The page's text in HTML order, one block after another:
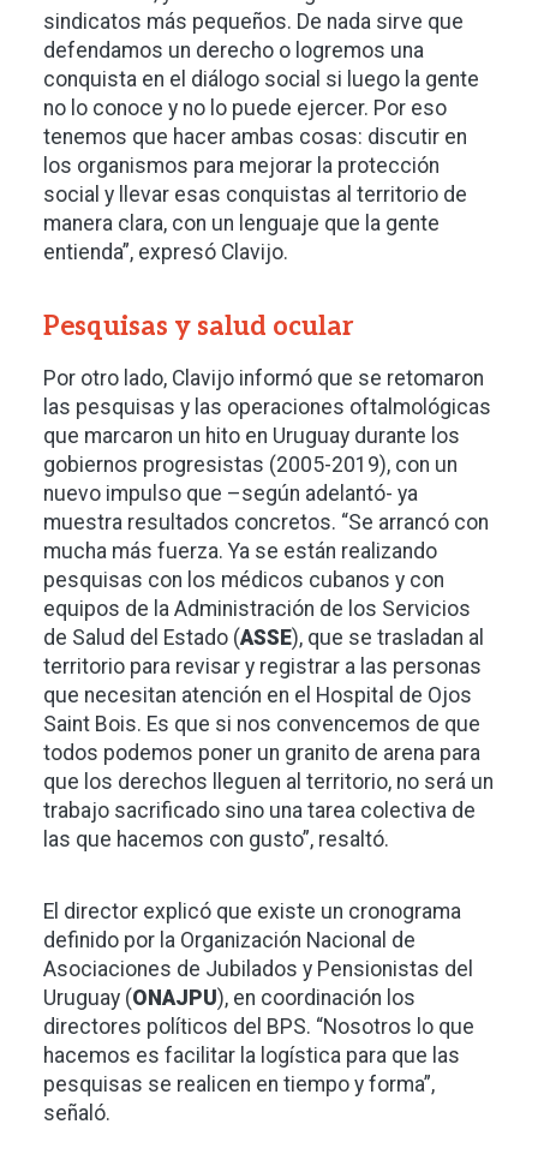
sindicatos más pequeños. De nada sirve que
defendamos un derecho o logremos una
conquista en el diálogo social si luego la gente
no lo conoce y no lo puede ejercer. Por eso
tenemos que hacer ambas cosas: discutir en
los organismos para mejorar la protección
social y llevar esas conquistas al territorio de
manera clara, con un lenguaje que la gente
entienda”, expresó Clavijo.
Pesquisas y salud ocular
Por otro lado, Clavijo informó que se retomaron
las pesquisas y las operaciones oftalmológicas
que marcaron un hito en Uruguay durante los
gobiernos progresistas (2005-2019), con un
nuevo impulso que –según adelantó- ya
muestra resultados concretos. “Se arrancó con
mucha más fuerza. Ya se están realizando
pesquisas con los médicos cubanos y con
equipos de la Administración de los Servicios
de Salud del Estado (ASSE), que se trasladan al
territorio para revisar y registrar a las personas
que necesitan atención en el Hospital de Ojos
Saint Bois. Es que si nos convencemos de que
todos podemos poner un granito de arena para
que los derechos lleguen al territorio, no será un
trabajo sacrificado sino una tarea colectiva de
las que hacemos con gusto”, resaltó.
El director explicó que existe un cronograma
definido por la Organización Nacional de
Asociaciones de Jubilados y Pensionistas del
Uruguay (ONAJPU), en coordinación los
directores políticos del BPS. “Nosotros lo que
hacemos es facilitar la logística para que las
pesquisas se realicen en tiempo y forma”,
señaló.